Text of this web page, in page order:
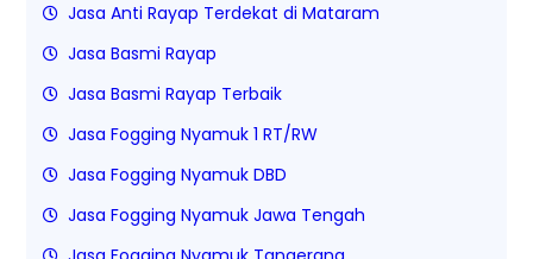
Jasa Anti Rayap Terdekat di Mataram
Jasa Basmi Rayap
Jasa Basmi Rayap Terbaik
Jasa Fogging Nyamuk 1 RT/RW
Jasa Fogging Nyamuk DBD
Jasa Fogging Nyamuk Jawa Tengah